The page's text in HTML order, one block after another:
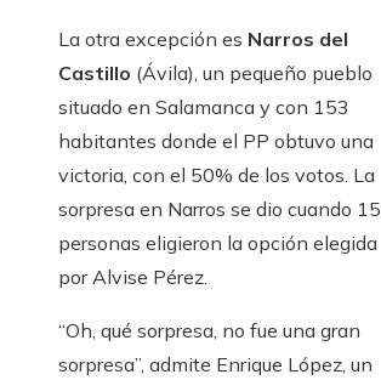
La otra excepción es Narros del
Castillo (Ávila), un pequeño pueblo
situado en Salamanca y con 153
habitantes donde el PP obtuvo una
victoria, con el 50% de los votos. La
sorpresa en Narros se dio cuando 15
personas eligieron la opción elegida
por Alvise Pérez.
“Oh, qué sorpresa, no fue una gran
sorpresa”, admite Enrique López, un